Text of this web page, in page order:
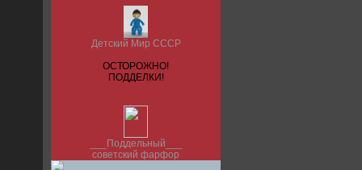
Детский Мир СССР
ОСТОРОЖНО!
ПОДДЕЛКИ!
___Поддельный___
советский фарфор